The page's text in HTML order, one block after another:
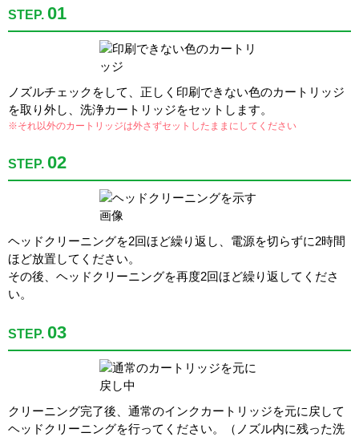
STEP. 01
ノズルチェックをして、正しく印刷できない色のカートリッジ
を取り外し、洗浄カートリッジをセットします。
※それ以外のカートリッジは外さずセットしたままにしてください
STEP. 02
ヘッドクリーニングを2回ほど繰り返し、電源を切らずに2時間
ほど放置してください。
その後、ヘッドクリーニングを再度2回ほど繰り返してくださ
い。
STEP. 03
クリーニング完了後、通常のインクカートリッジを元に戻して
ヘッドクリーニングを行ってください。（ノズル内に残った洗